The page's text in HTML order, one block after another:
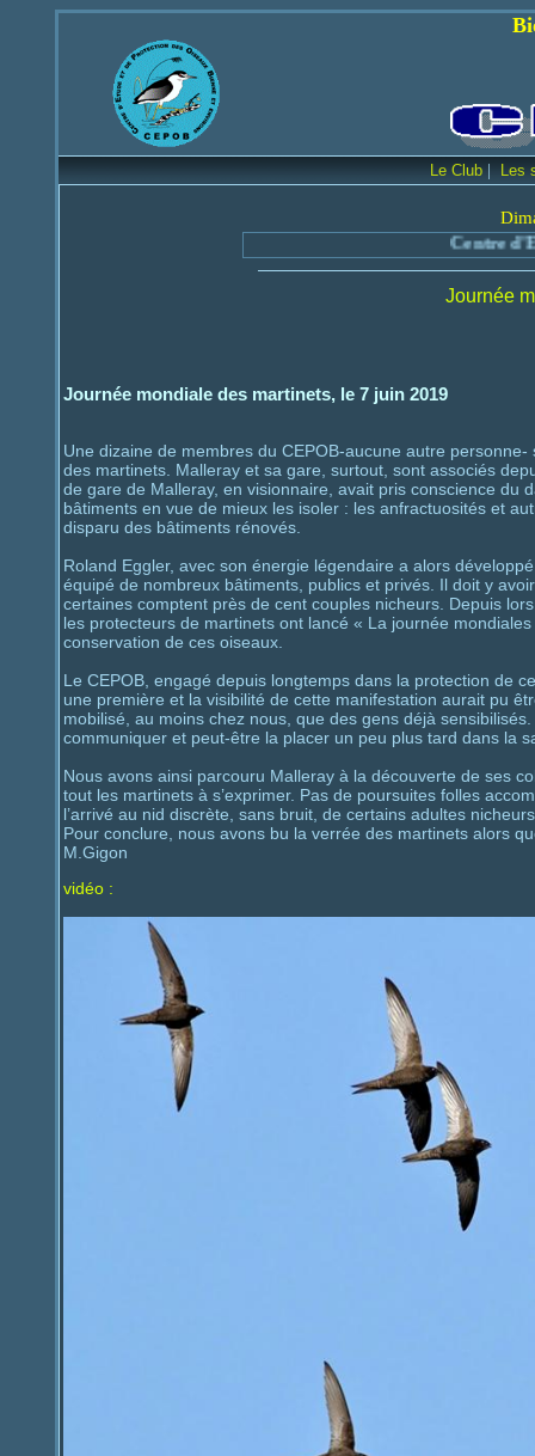
Bienvenue sur
Le Club | Les
Centre d'Etude et
Journée
Journée mondiale des martinets, le 7 juin 2019
Une dizaine de membres du CEPOB-aucune autre
des martinets. Malleray et sa gare, surtout, sont associés
de gare de Malleray, en visionnaire, avait pris conscience du
bâtiments en vue de mieux les isoler : les anfractuosités et
disparu des bâtiments rénovés.
Roland Eggler, avec son énergie légendaire a alors
équipé de nombreux bâtiments, publics et privés. Il doit y
certaines comptent près de cent couples nicheurs. Depuis
les protecteurs de martinets ont lancé « La journée
conservation de ces oiseaux.
Le CEPOB, engagé depuis longtemps dans la protection de
une première et la visibilité de cette manifestation aurait pu
mobilisé, au moins chez nous, que des gens déjà
communiquer et peut-être la placer un peu plus tard dans la
Nous avons ainsi parcouru Malleray à la découverte de ses
tout les martinets à s’exprimer. Pas de poursuites folles
l’arrivé au nid discrète, sans bruit, de certains adultes
Pour conclure, nous avons bu la verrée des martinets alors
M.Gigon
vidéo :